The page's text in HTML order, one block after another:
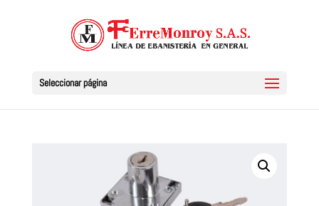
Seleccionar página